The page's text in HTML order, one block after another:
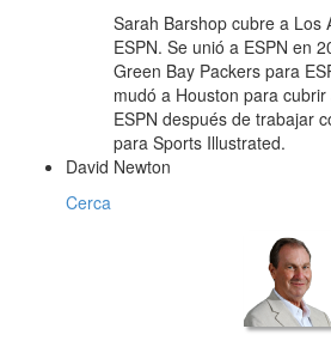
Sarah Barshop cubre a Los
ESPN. Se unió a ESPN en
Green Bay Packers para
mudó a Houston para
ESPN después de trabajar
para Sports Illustrated.
David Newton
Cerca